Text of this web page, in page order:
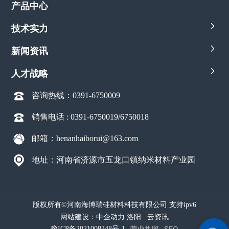
产品中心
技术实力
新闻资讯
人才战略
咨询热线：0391-6750009
销售电话 :0391-6750019/6750018
邮箱：henanhaiborui@163.com
地址：河南省济源市五龙口镇纳米材料产业园
版权所有©河南海博瑞硅材料科技有限公司 支持ipv6
网站建设： 中企动力 洛阳
云资讯